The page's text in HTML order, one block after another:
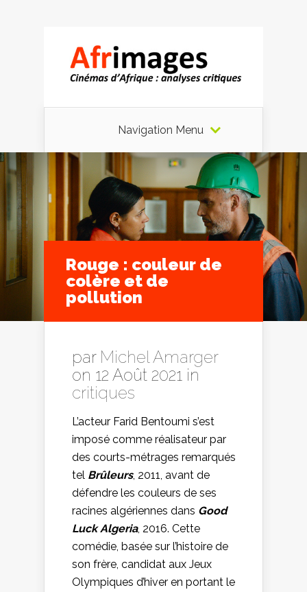
Navigation Menu
Rouge : couleur de
colère et de
pollution
par Michel Amarger
on 12 Août 2021 in
critiques
L’acteur Farid Bentoumi s’est
imposé comme réalisateur par
des courts-métrages remarqués
tel Brûleurs, 2011, avant de
défendre les couleurs de ses
racines algériennes dans Good
Luck Algeria, 2016. Cette
comédie, basée sur l’histoire de
son frère, candidat aux Jeux
Olympiques d’hiver en portant le